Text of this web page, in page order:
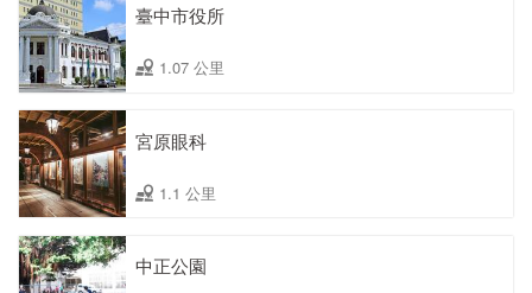
臺中市役所
1.07 公里
宮原眼科
1.1 公里
中正公園